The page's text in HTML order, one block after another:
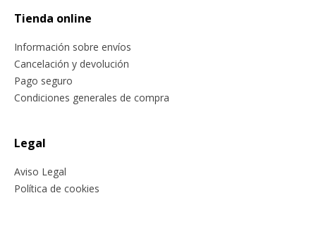
Tienda online
Información sobre envíos
Cancelación y devolución
Pago seguro
Condiciones generales de compra
Legal
Aviso Legal
Política de cookies